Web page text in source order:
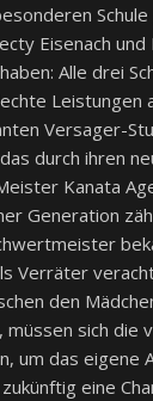
Schule
Eisenach und
Alle drei
Leistungen
Versager-
durch ihren
Kanata
Generation
Verräter
den
müssen sich die
um das eigene
eine